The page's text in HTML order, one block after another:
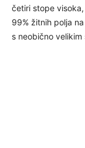
četiri stope
99% žitnih polja
s neobično velikim